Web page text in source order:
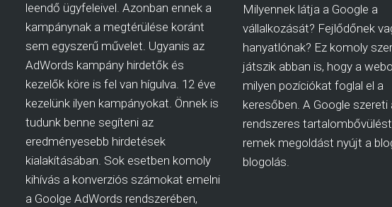
leendő ügyfeleivel. Azonban ennek a
kampánynak a megtérülése koránt
sem egyszerű művelet. Ugyanis az
AdWords kampány hirdetők és
kezelők köre is fel van hígulva. 12 éve
kezelünk ilyen kampányokat. Önnek is
tudunk benne segíteni az
eredményesebb hirdetések
kialakításában. Sok esetben komoly
kihívás a konverziós számokat emelni
a Goolge AdWords rendszerében,
Milyennek látja a Google a
vállalkozását? Fejlődőnek
hanyatlónak? Ez komoly
játszik abban is, hogy a
milyen pozíciókat foglal el a
keresőben. A Google szereti
rendszeres
remek megoldást nyújt a
blogolás.